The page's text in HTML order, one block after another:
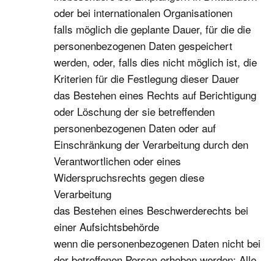
oder bei internationalen Organisationen
falls möglich die geplante Dauer, für die die
personenbezogenen Daten gespeichert
werden, oder, falls dies nicht möglich ist, die
Kriterien für die Festlegung dieser Dauer
das Bestehen eines Rechts auf Berichtigung
oder Löschung der sie betreffenden
personenbezogenen Daten oder auf
Einschränkung der Verarbeitung durch den
Verantwortlichen oder eines
Widerspruchsrechts gegen diese
Verarbeitung
das Bestehen eines Beschwerderechts bei
einer Aufsichtsbehörde
wenn die personenbezogenen Daten nicht bei